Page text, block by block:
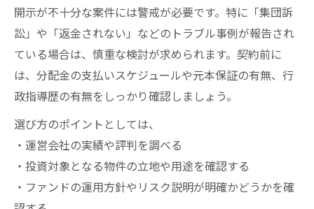
開示が不十分な案件には警戒が必要です。特に「集団訴
訟」や「返金されない」などのトラブル事例が報告され
ている場合は、慎重な検討が求められます。契約前に
は、分配金の支払いスケジュールや元本保証の有無、行
政指導歴の有無をしっかり確認しましょう。
選び方のポイントとしては、
・運営会社の実績や評判を調べる
・投資対象となる物件の立地や用途を確認する
・ファンドの運用方針やリスク説明が明確かどうかを確